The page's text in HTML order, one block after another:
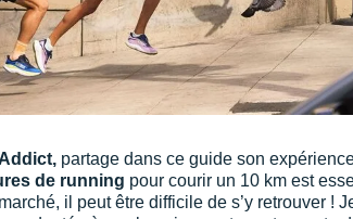
partage dans ce guide son
de running pour courir un 10 km est
il peut être difficile de s’y retrouver !